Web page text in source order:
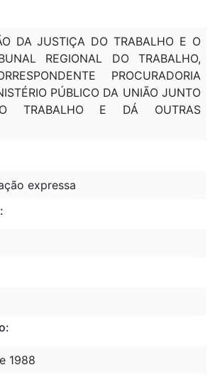
DA JUSTIÇA DO TRABALHO E O
REGIONAL DO TRABALHO,
PROCURADORIA
PÚBLICO DA UNIÃO JUNTO
TRABALHO E DÁ OUTRAS
expressa
1988